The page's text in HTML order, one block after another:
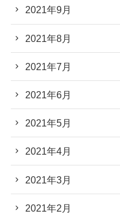
2021年9月
2021年8月
2021年7月
2021年6月
2021年5月
2021年4月
2021年3月
2021年2月